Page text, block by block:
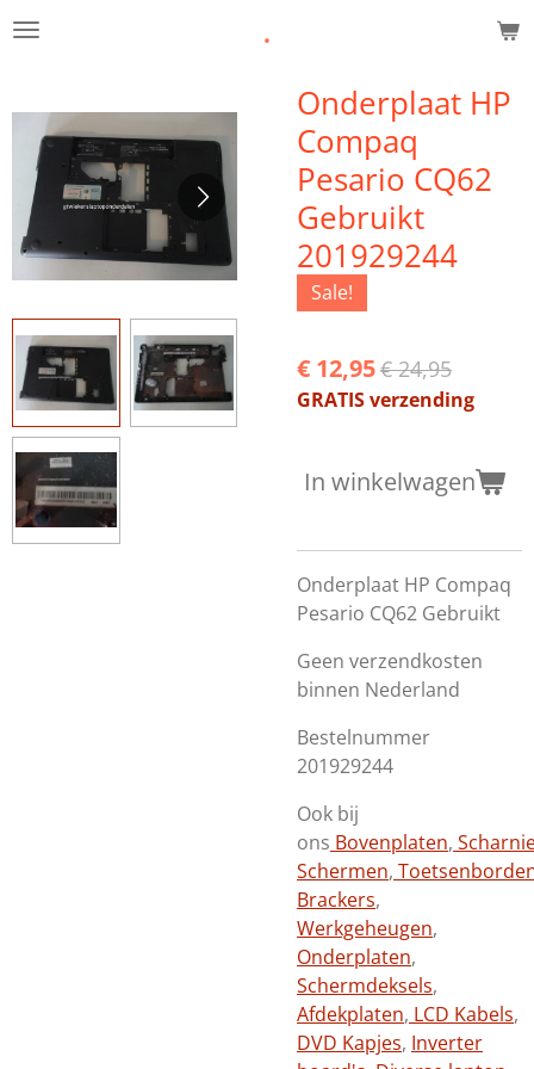
Ga
de
hoofdinhoud
.
Onderplaat HP
Compaq
Pesario CQ62
Gebruikt
201929244
Sale!
€ 12,95€ 24,95
GRATIS verzending
In winkelwagen
Onderplaat HP Compaq
Pesario CQ62 Gebruikt
Geen verzendkosten
binnen Nederland
Bestelnummer
201929244
Ook bij
ons Bovenplaten,
Schermen,
Brackers,
Werkgeheugen,
Onderplaten,
Schermdeksels,
Afdekplaten, LCD Kabels,
DVD Kapjes, Inverter